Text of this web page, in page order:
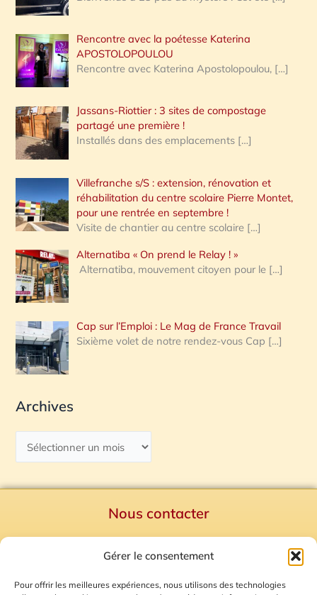
Gérer le consentement
Pour offrir les meilleures expériences, nous utilisons des technologies
Rencontre avec la poétesse Katerina
APOSTOLOPOULOU
Rencontre avec Katerina Apostolopoulou, […]
Jassans-Riottier : 3 sites de compostage
partagé une première !
Installés dans des emplacements […]
Villefranche s/S : extension, rénovation et
réhabilitation du centre scolaire Pierre Montet,
pour une rentrée en septembre !
Visite de chantier au centre scolaire […]
Alternatiba « On prend le Relay ! »
Alternatiba, mouvement citoyen pour le […]
Cap sur l’Emploi : Le Mag de France Travail
Sixième volet de notre rendez-vous Cap […]
Archives
Nous contacter
Mentions Légales
Plan du site